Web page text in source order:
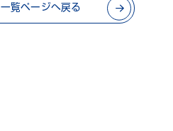
一覧ページへ戻る